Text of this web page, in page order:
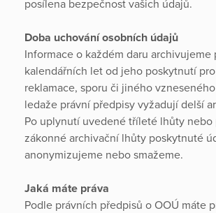
posílena bezpečnost vašich údajů.
Doba uchování osobních údajů
Informace o každém daru archivujeme
kalendářních let od jeho poskytnutí
reklamace, sporu či jiného
ledaže právní předpisy vyžadují delší
Po uplynutí uvedené tříleté lhůty nebo
zákonné archivační lhůty poskytnuté
anonymizujeme nebo smažeme.
Jaká máte práva
Podle právních předpisů o OOÚ máte